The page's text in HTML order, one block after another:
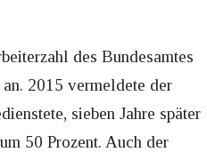
des Bundesamtes
2015 vermeldete der
sieben Jahre später
50 Prozent. Auch der